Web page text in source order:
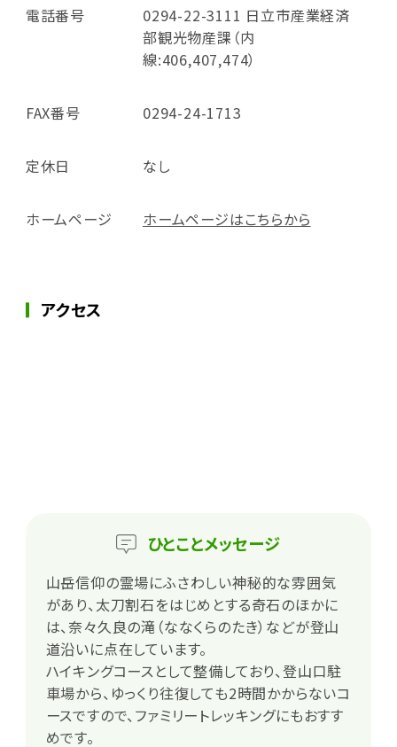
電話番号
0294-22-3111 日立市産業経済
部観光物産課（内
線:406,407,474）
FAX番号 0294-24-1713
定休日 なし
ホームページ ホームページはこちらから
アクセス
ひとことメッセージ
山岳信仰の霊場にふさわしい神秘的な雰囲気
があり、太刀割石をはじめとする奇石のほかに
は、奈々久良の滝（ななくらのたき）などが登山
道沿いに点在しています。
ハイキングコースとして整備しており、登山口駐
車場から、ゆっくり往復しても2時間かからないコ
ースですので、ファミリートレッキングにもおすす
めです。